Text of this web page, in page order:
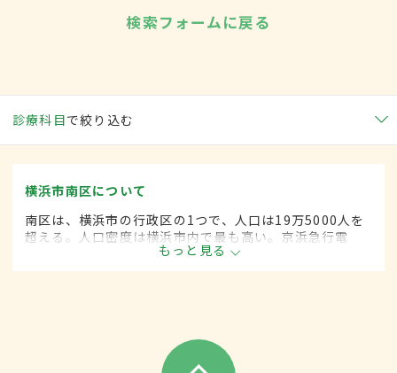
検索フォームに戻る
診療科目で絞り込む
横浜市南区について
南区は、横浜市の行政区の1つで、人口は19万5000人を
超える。人口密度は横浜市内で最も高い。京浜急行電
鉄、横浜市営地下鉄ブルーラインが通り、住宅地はもち
ろん、文化施設、公共施設、地区センター、学校などが
もっと見る